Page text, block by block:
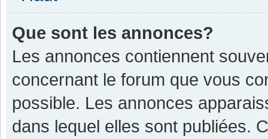
Que sont les annonces?
Les annonces contiennent
concernant le forum que vous
possible. Les annonces
dans lequel elles sont publiées.